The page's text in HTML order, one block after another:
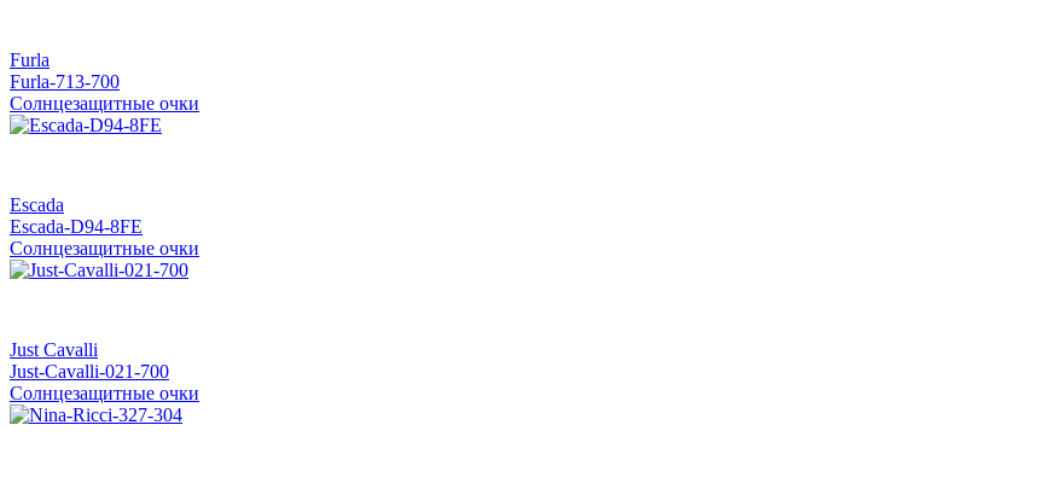
Furla
Furla-713-700
Солнцезащитные очки
Escada
Escada-D94-8FE
Солнцезащитные очки
Just Cavalli
Just-Cavalli-021-700
Солнцезащитные очки